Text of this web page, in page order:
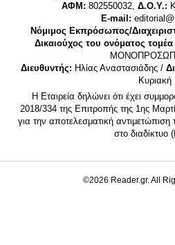
ΑΦΜ: 802550032, Δ.Ο.Υ.:
E-mail:
Νόμιμος Εκπρόσωπος/
Δικαιούχος του ονόματος
Διευθυντής: Ηλίας Αναστασιάδης /
Κυριακή
Η Εταιρεία δηλώνει ότι έχει
2018/334 της Επιτροπής της 1ης
για την αποτελεσματική
στο διαδίκτυο
©2026 Reader.gr. All